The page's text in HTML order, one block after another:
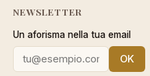
NEWSLETTER
Un aforisma nella tua email
OK